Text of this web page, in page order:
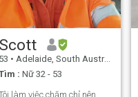
Scott
53 • Adelaide, South Australia, Úc
: Nữ 32 - 53
làm việc chăm chỉ nên